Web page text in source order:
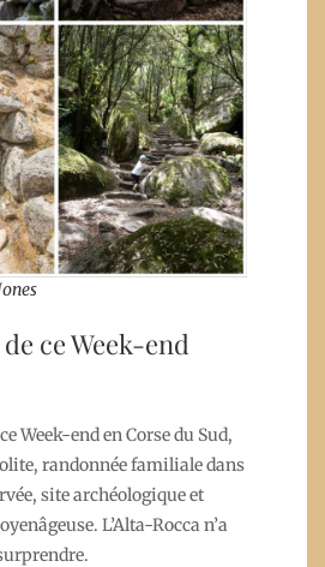
ce Week-end
Week-end en Corse du Sud,
randonnée familiale dans
site archéologique et
L’Alta-Rocca n’a